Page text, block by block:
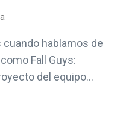
hablamos de
Fall Guys:
del equipo...